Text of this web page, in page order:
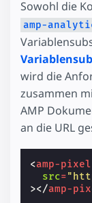
Sowohl die
amp-
wird die
zusammen
AMP
an die URL
<amp-pixel
src=
></amp-